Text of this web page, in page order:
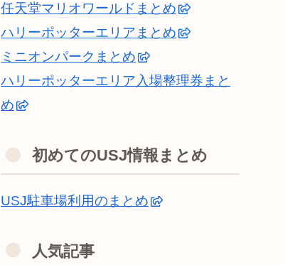
任天堂マリオワールドまとめ
ハリーポッターエリアまとめ
ミニオンパークまとめ
ハリーポッターエリア入場整理券まと
め
初めてのUSJ情報まとめ
USJ駐車場利用のまとめ
人気記事